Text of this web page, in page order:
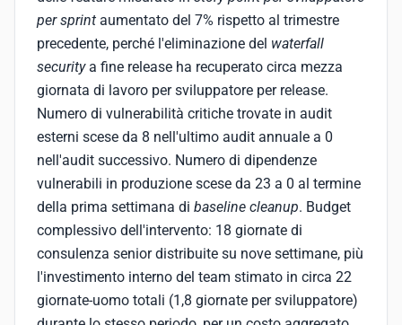
per sprint aumentato del 7% rispetto al trimestre
precedente, perché l'eliminazione del waterfall
securitya fine release ha recuperato circa mezza
giornata di lavoro per sviluppatore per release.
Numero di vulnerabilità critiche trovate in audit
esterni scese da 8 nell'ultimo audit annuale a 0
nell'audit successivo. Numero di dipendenze
vulnerabili in produzione scese da 23 a 0 al termine
della prima settimana di baseline cleanup. Budget
complessivo dell'intervento: 18 giornate di
consulenza senior distribuite su nove settimane, più
l'investimento interno del team stimato in circa 22
giornate-uomo totali (1,8 giornate per sviluppatore)